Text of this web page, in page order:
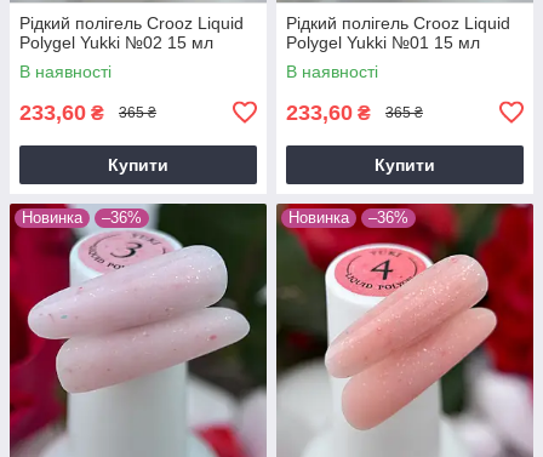
Рідкий полігель Crooz Liquid
Polygel Yukki №02 15 мл
В наявності
233,60 ₴ 365 ₴
Купити
Рідкий полігель Crooz Liquid
Polygel Yukki №01 15 мл
В наявності
233,60 ₴ 365 ₴
Купити
Новинка –36% Новинка –36%